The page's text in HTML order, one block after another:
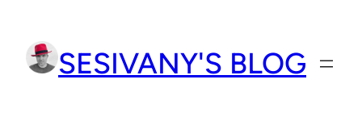
obsah
SESIVANY'S BLOG